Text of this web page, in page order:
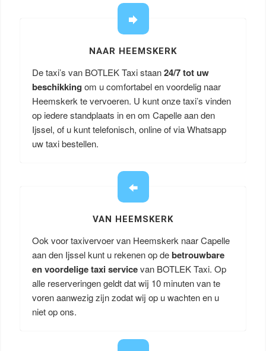
NAAR HEEMSKERK
De taxi’s van BOTLEK Taxi staan24/7 tot uw
beschikking om u comfortabel en voordelig naar
Heemskerk te vervoeren. U kunt onze taxi’s vinden
op iedere standplaats in en om Capelle aan den
Ijssel, of u kunt telefonisch, online of via Whatsapp
uw taxi bestellen.
VAN HEEMSKERK
Ook voor taxivervoer van Heemskerk naar Capelle
aan den Ijssel kunt u rekenen op debetrouwbare
en voordelige taxi servicevan BOTLEK Taxi. Op
alle reserveringen geldt dat wij 10 minuten van te
voren aanwezig zijn zodat wij op u wachten en u
niet op ons.